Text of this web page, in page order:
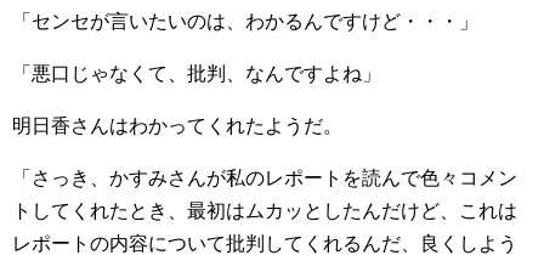
「センセが言いたいのは、わかるんですけど・・・」
「悪口じゃなくて、批判、なんですよね」
明日香さんはわかってくれたようだ。
「さっき、かすみさんが私のレポートを読んで色々コメン
トしてくれたとき、最初はムカッとしたんだけど、これは
レポートの内容について批判してくれるんだ、良くしよう